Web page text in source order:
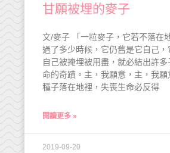
甘願被埋的麥子
文/麥子 「一粒麥子，它若不落在
過了多少時候，它仍舊是它自己
自己被掩埋被用盡，就必結出許
命的奇蹟。主，我願意，主，我願
種子落在地裡，失喪生命必反得
閱讀更多 »
2019-09-20